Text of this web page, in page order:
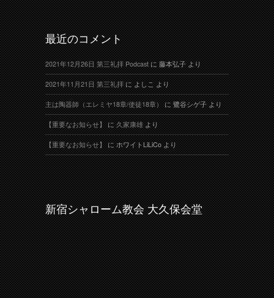
最近のコメント
2021年12月26日 第三礼拝 Podcastに藤本弘子より
2021年11月21日 第三礼拝によしこより
主は陶器師（エレミヤ18章/使徒18章）に鷺谷シゲ子より
【重要なお知らせ】に久家康雄より
【重要なお知らせ】にホワイトLiLiCoより
新宿シャローム教会 大久保会堂